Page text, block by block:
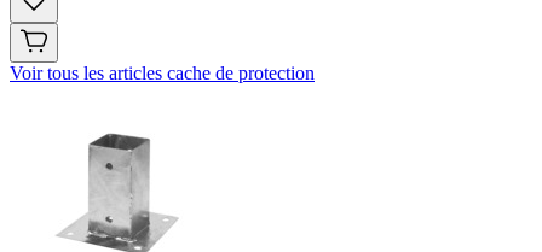
Voir tous les articles cache de protection